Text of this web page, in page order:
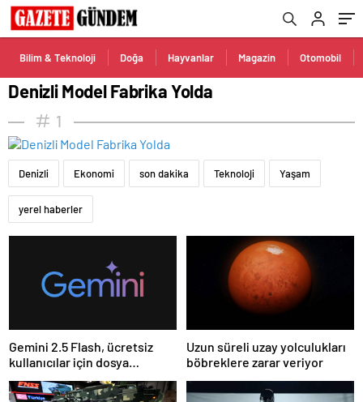
Bilim & Teknoloji Doğa Hayvanlar Magazin Otomobil
Denizli Model Fabrika Yolda
1
Denizli Ekonomi son dakika Teknoloji Yaşam
yerel haberler
Gemini 2.5 Flash, ücretsiz
kullanıcılar için dosya
yüklemeyi devre dışı
bırakıyor
Uzun süreli uzay yolculukları
böbreklere zarar veriyor